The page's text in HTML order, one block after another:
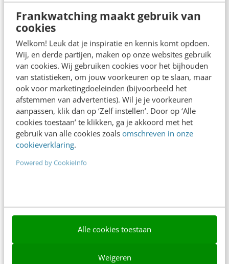
Frankwatching maakt gebruik van
cookies
Welkom! Leuk dat je inspiratie en kennis komt opdoen.
Wij, en derde partijen, maken op onze websites gebruik
van cookies. Wij gebruiken cookies voor het bijhouden
van statistieken, om jouw voorkeuren op te slaan, maar
ook voor marketingdoeleinden (bijvoorbeeld het
afstemmen van advertenties). Wil je je voorkeuren
aanpassen, klik dan op ‘Zelf instellen’. Door op ‘Alle
cookies toestaan’ te klikken, ga je akkoord met het
gebruik van alle cookies zoals omschreven in onze
cookieverklaring.
Powered by CookieInfo
Alle cookies toestaan
Weigeren
Frankwatching
Adverteren
Contact
Nieuwsbrieven
Over ons
Ons team
Werken bij
Klantcontact & CX